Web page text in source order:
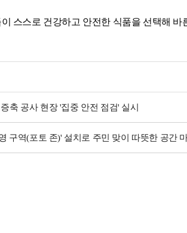
스스로 건강하고 안전한 식품을 선택해 바
축 공사 현장 '집중 안전 점검' 실시
구역(포토 존)' 설치로 주민 맞이 따뜻한 공간